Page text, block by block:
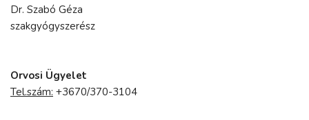
Dr. Szabó Géza
szakgyógyszerész
Orvosi Ügyelet
Tel.szám: +3670/370-3104